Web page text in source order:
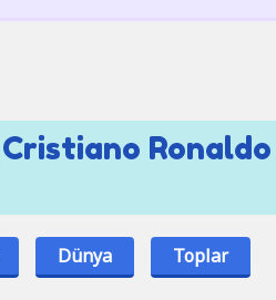
Ronaldo
Dünya
Toplar